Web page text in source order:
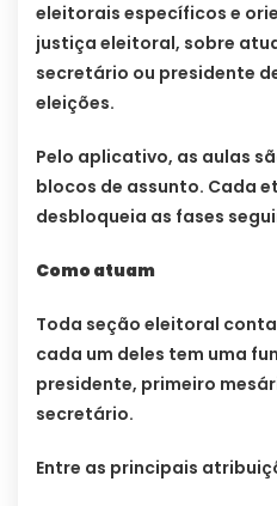
eleitorais específicos e
justiça eleitoral, sobre
secretário ou presidente
eleições.
Pelo aplicativo, as aulas
blocos de assunto. Cada
desbloqueia as fases
Como atuam
Toda seção eleitoral
cada um deles tem uma
presidente, primeiro
secretário.
Entre as principais